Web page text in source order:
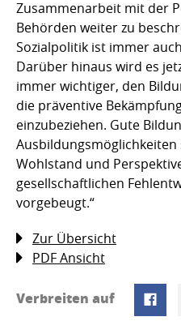
Zusammenarbeit mit der
Behörden weiter zu
Sozialpolitik ist immer
Darüber hinaus wird es
immer wichtiger, den
die präventive
einzubeziehen. Gute
Ausbildungsmöglichkeiten
Wohlstand und
gesellschaftlichen
vorgebeugt.“
Zur Übersicht
PDF Ansicht
Verbreiten auf